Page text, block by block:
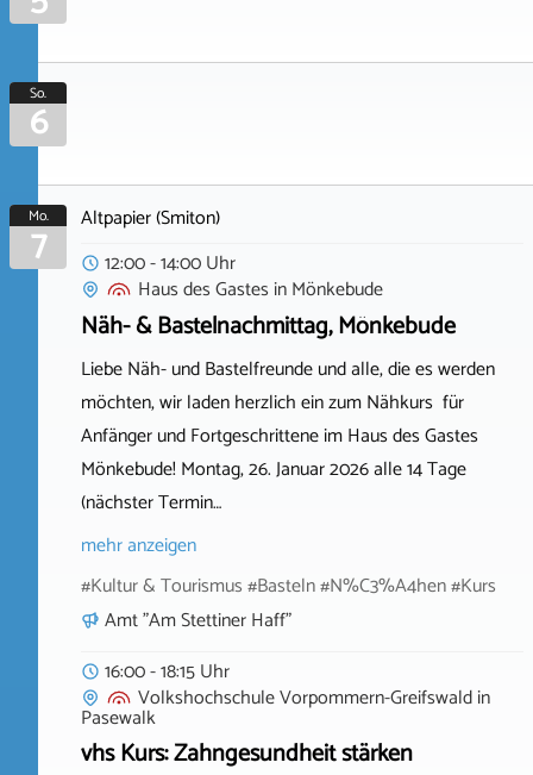
So.
6
Mo.
7
Altpapier (Smiton)
12:00 - 14:00 Uhr
Haus des Gastes inMönkebude
Näh- & Bastelnachmittag, Mönkebude
Liebe Näh- und Bastelfreunde und alle, die es werden
möchten, wir laden herzlich ein zum Nähkurs für
Anfänger und Fortgeschrittene im Haus des Gastes
Mönkebude! Montag, 26. Januar 2026 alle 14 Tage
(nächster Termin…
mehr anzeigen
#Kultur & Tourismus #Basteln #N%C3%A4hen #Kurs
Amt "Am Stettiner Haff"
16:00 - 18:15 Uhr
Volkshochschule Vorpommern-Greifswaldin
Pasewalk
vhs Kurs: Zahngesundheit stärken